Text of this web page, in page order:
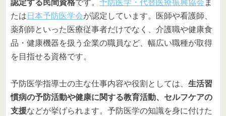
認定する民間資格です。 予防医学・代替医療振興協会 ま
たは 日本予防医学会が認定しています。医師や看護師、
薬剤師といった医療従事者だけでなく、介護職や健康食
品・健康機器を扱う企業の職員など、幅広い職種が取得
を目指せる資格です。
予防医学指導士の主な仕事内容や役割としては、 生活習
慣病の予防活動や健康に関する教育活動、セルフケアの
支援などが挙げられます。予防医学の知識を身に付けた